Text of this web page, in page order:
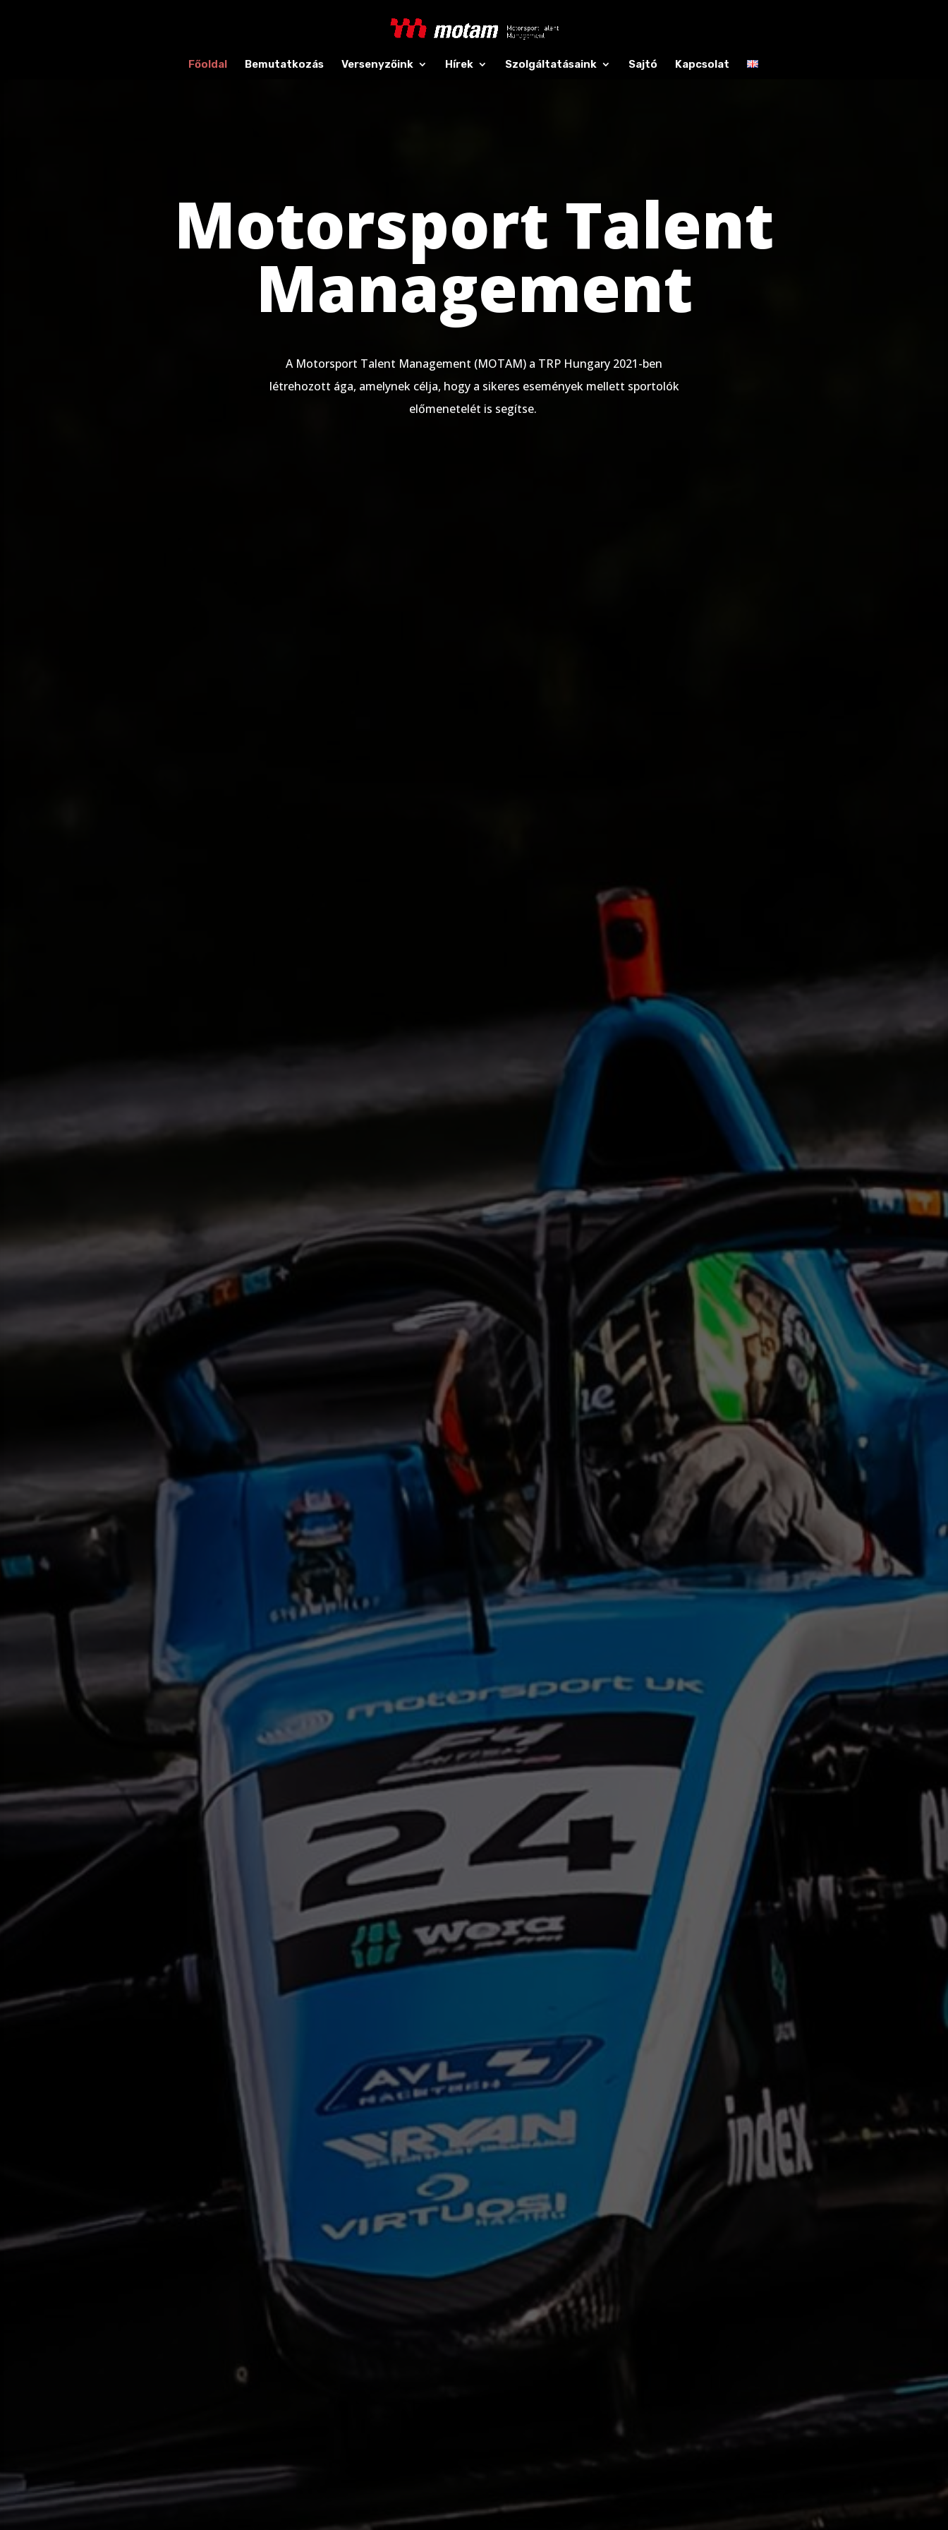
Főoldal Bemutatkozás Versenyzőink Hírek Szolgáltatásaink Sajtó Kapcsolat
Motorsport Talent
Management
A Motorsport Talent Management (MOTAM) a TRP Hungary 2021-ben
létrehozott ága, amelynek célja, hogy a sikeres események mellett sportolók
előmenetelét is segítse.